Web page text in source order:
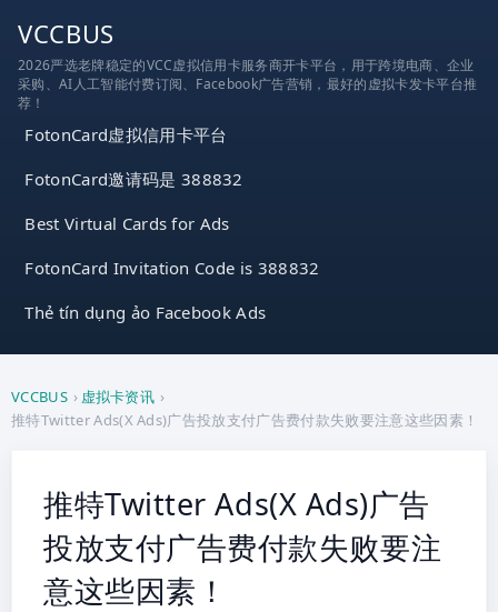
VCCBUS
2026严选老牌稳定的VCC虚拟信用卡服务商开卡平台，用于跨境电商、企业
采购、AI人工智能付费订阅、Facebook广告营销，最好的虚拟卡发卡平台推
荐！
FotonCard虚拟信用卡平台
FotonCard邀请码是 388832
Best Virtual Cards for Ads
FotonCard Invitation Code is 388832
Thẻ tín dụng ảo Facebook Ads
VCCBUS › 虚拟卡资讯 ›
推特Twitter Ads(X Ads)广告投放支付广告费付款失败要注意这些因素！
推特Twitter Ads(X Ads)广告
投放支付广告费付款失败要注
意这些因素！